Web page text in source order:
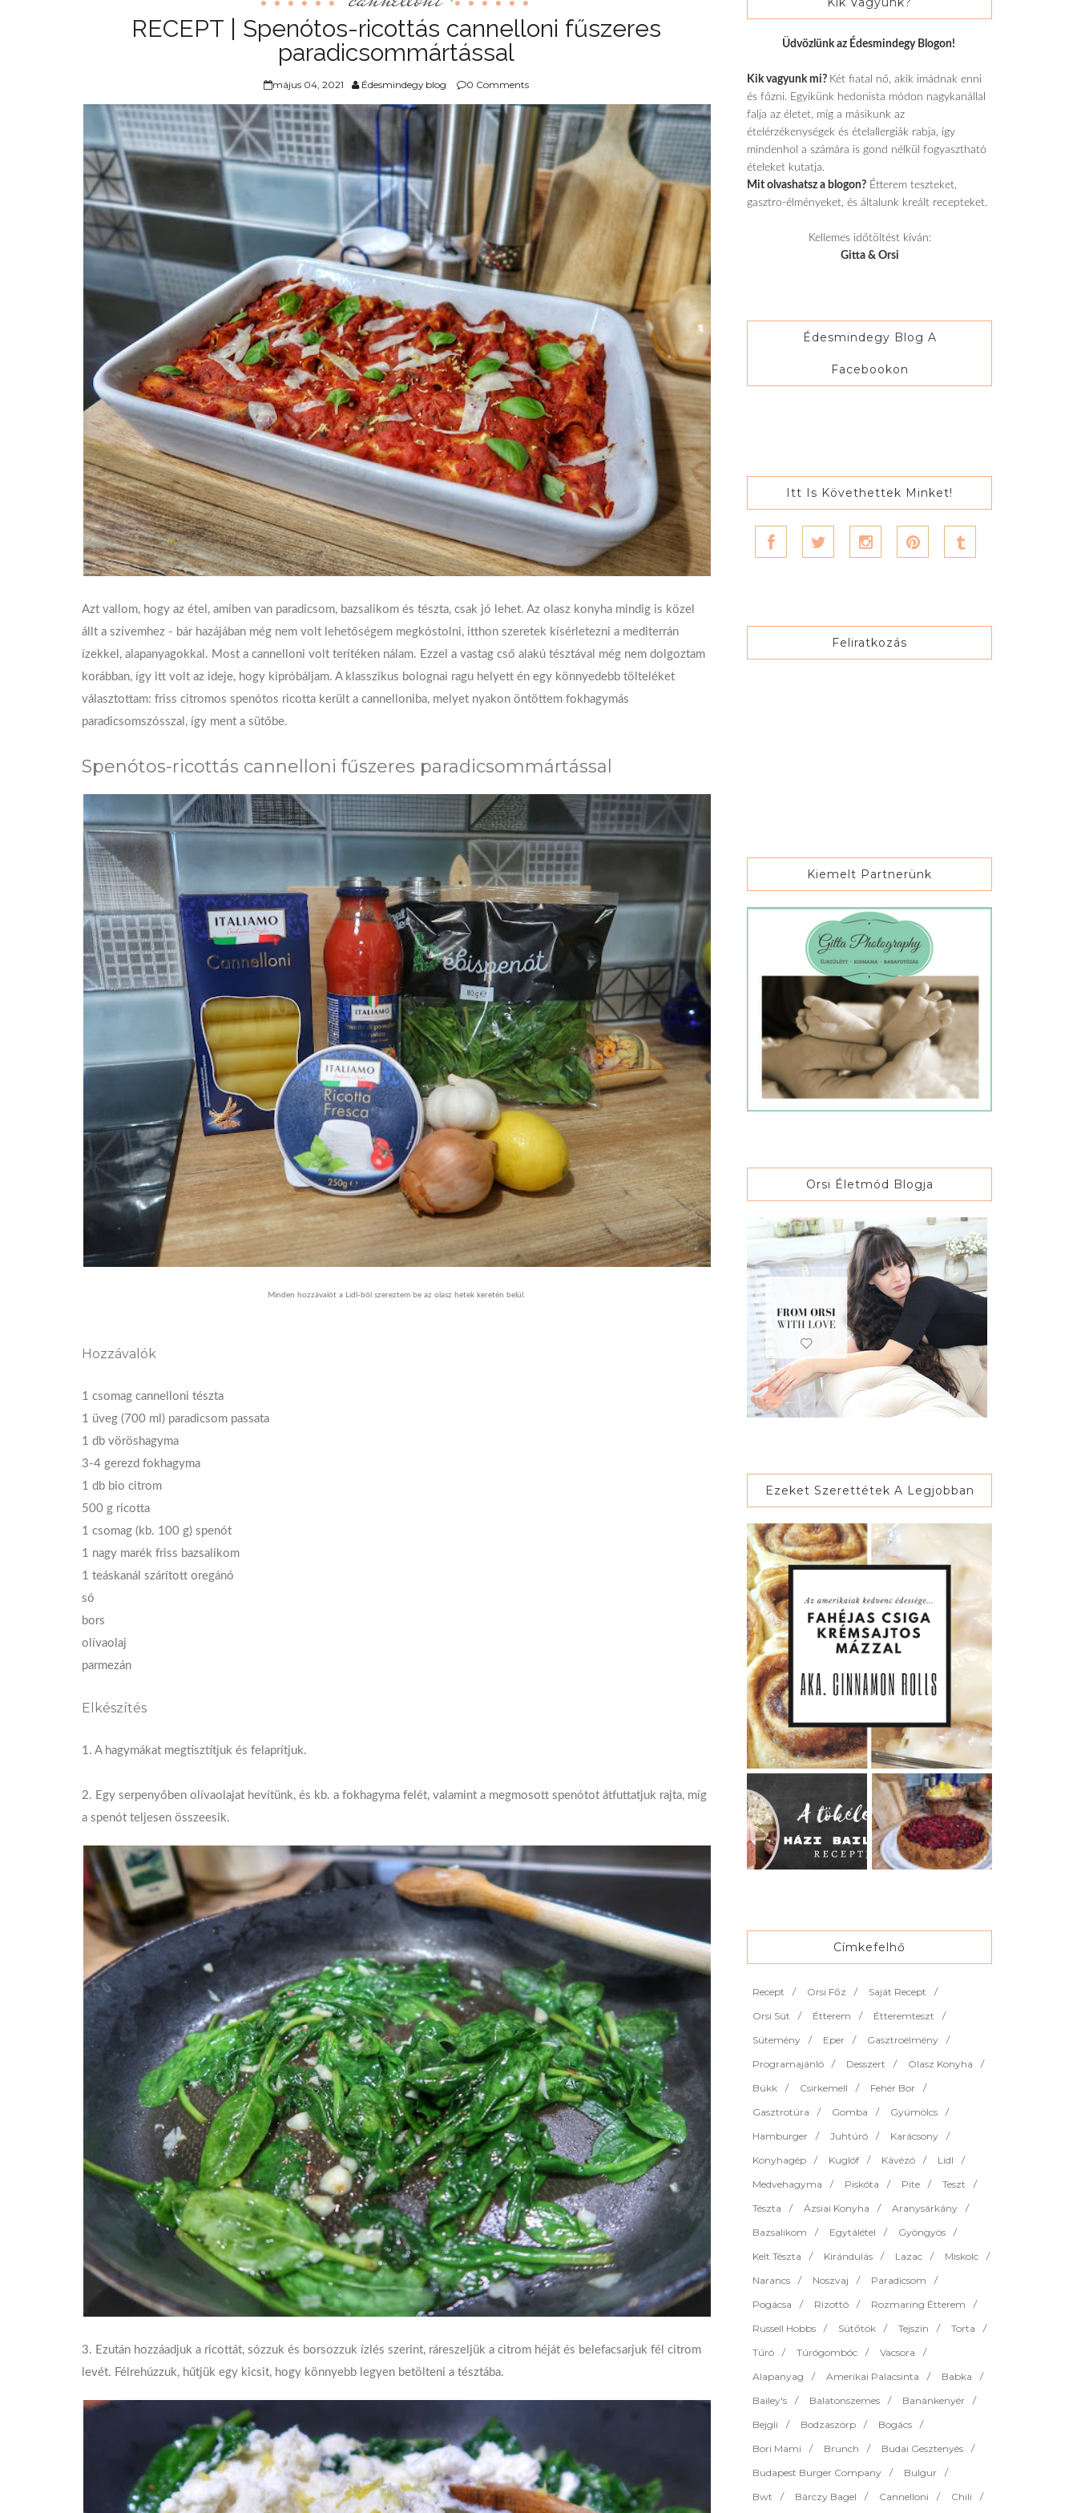
RECEPT | Spenótos-ricottás cannelloni fűszeres
paradicsommártással
május 04, 2021 Édesmindegy blog 0 Comments
Azt vallom, hogy az étel, amiben van paradicsom, bazsalikom és tészta, csak jó lehet. Az olasz konyha mindig is közel
állt a szívemhez - bár hazájában még nem volt lehetőségem megkóstolni, itthon szeretek kísérletezni a mediterrán
ízekkel, alapanyagokkal. Most a cannelloni volt terítéken nálam. Ezzel a vastag cső alakú tésztával még nem dolgoztam
korábban, így itt volt az ideje, hogy kipróbáljam. A klasszikus bolognai ragu helyett én egy könnyedebb tölteléket
választottam: friss citromos spenótos ricotta került a cannelloniba, melyet nyakon öntöttem fokhagymás
paradicsomszósszal, így ment a sütőbe.
Spenótos-ricottás cannelloni fűszeres paradicsommártással
Minden hozzávalót a Lidl-ből szereztem be az olasz hetek keretén belül.
Hozzávalók
1 csomag cannelloni tészta
1 üveg (700 ml) paradicsom passata
1 db vöröshagyma
3-4 gerezd fokhagyma
1 db bio citrom
500 g ricotta
1 csomag (kb. 100 g) spenót
1 nagy marék friss bazsalikom
1 teáskanál szárított oregánó
só
bors
olívaolaj
parmezán
Elkészítés
1. A hagymákat megtisztítjuk és felaprítjuk.
2. Egy serpenyőben olívaolajat hevítünk, és kb. a fokhagyma felét, valamint a megmosott spenótot átfuttatjuk rajta, míg
a spenót teljesen összeesik.
3. Ezután hozzáadjuk a ricottát, sózzuk és borsozzuk ízlés szerint, ráreszeljük a citrom héját és belefacsarjuk fél citrom
levét. Félrehúzzuk, hűtjük egy kicsit, hogy könnyebb legyen betölteni a tésztába.
Üdvözlünk az Édesmindegy Blogon!
Kik vagyunk mi? Két fiatal nő, akik imádnak enni
és főzni. Egyikünk hedonista módon nagykanállal
falja az életet, míg a másikunk az
ételérzékenységek és ételallergiák rabja, így
mindenhol a számára is gond nélkül fogyasztható
ételeket kutatja.
Mit olvashatsz a blogon? Étterem teszteket,
gasztro-élményeket, és általunk kreált recepteket.
Kellemes időtöltést kíván:
Gitta & Orsi
Édesmindegy Blog A
Facebookon
Itt Is Követhettek Minket!
Feliratkozás
Kiemelt Partnerünk
Orsi Életmód Blogja
Ezeket Szerettétek A Legjobban
Címkefelhő
Recept Orsi Főz
Saját Recept
Orsi Süt
Étterem
Étteremteszt
Sütemény
Eper
Gasztroélmény
Programajánló
Desszert
Olasz Konyha
Bükk
Csirkemell
Fehér Bor
Gasztrotúra
Gomba
Gyümölcs
Hamburger
Juhtúró
Karácsony
Konyhagép
Kuglóf Kávézó
Lidl
Medvehagyma
Piskóta Pite
Teszt
Tészta
Ázsiai Konyha
Aranysárkány
Bazsalikom
Egytálétel
Gyöngyös
Kelt Tészta
Kirándulás Lazac
Miskolc
Narancs
Noszvaj
Paradicsom
Pogácsa
Rizottó
Rozmaring Étterem
Russell Hobbs
Sütőtök Tejszín
Torta
Túró
Túrógombóc
Vacsora
Alapanyag
Amerikai Palacsinta
Babka
Bailey's
Balatonszemes
Banánkenyér
Bejgli
Bodzaszörp
Bogács
Bori Mami
Brunch
Budai Gesztenyés
Budapest Burger Company
Bulgur
Bwt
Bárczy Bagel Cannelloni Chili